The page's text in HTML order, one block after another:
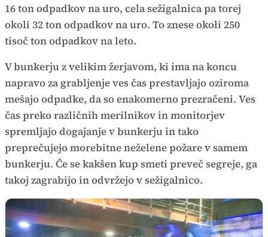
16 ton odpadkov na uro, cela sežigalnica pa torej
okoli 32 ton odpadkov na uro. To znese okoli 250
tisoč ton odpadkov na leto.
V bunkerju z velikim žerjavom, ki ima na koncu
napravo za grabljenje ves čas prestavljajo oziroma
mešajo odpadke, da so enakomerno prezračeni. Ves
čas preko različnih merilnikov in monitorjev
spremljajo dogajanje v bunkerju in tako
preprečujejo morebitne neželene požare v samem
bunkerju. Če se kakšen kup smeti preveč segreje, ga
takoj zagrabijo in odvržejo v sežigalnico.